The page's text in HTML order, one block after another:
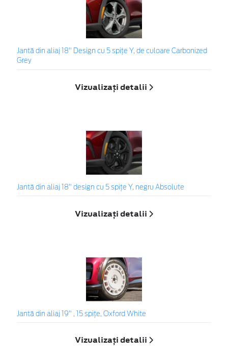
Jantă din aliaj 18" Design cu 5 spițe Y, de culoare Carbonized
Grey
Vizualizați detalii
Jantă din aliaj 18" design cu 5 spițe Y, negru Absolute
Vizualizați detalii
Jantă din aliaj 19" , 15 spițe, Oxford White
Vizualizați detalii